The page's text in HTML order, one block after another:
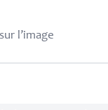
l’image